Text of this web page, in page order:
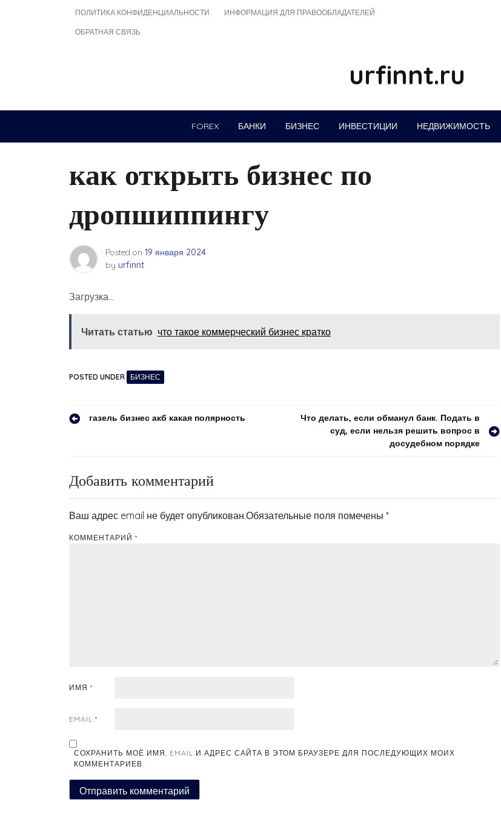
ПОЛИТИКА КОНФИДЕНЦИАЛЬНОСТИ ИНФОРМАЦИЯ ДЛЯ ПРАВООБЛАДАТЕЛЕЙ
ОБРАТНАЯ СВЯЗЬ
urfinnt.ru
FOREX БАНКИ БИЗНЕС ИНВЕСТИЦИИ НЕДВИЖИМОСТЬ
как открыть бизнес по
дропшиппингу
Posted on 19 января 2024
by urfinnt
Загрузка…
Читать статью что такое коммерческий бизнес кратко
POSTED UNDER БИЗНЕС
Навигация
записям
газель бизнес акб какая полярность
Что делать, если обманул банк. Подать в
суд, если нельзя решить вопрос в
досудебном порядке
Добавить комментарий
Ваш адрес email не будет опубликован.Обязательные поля помечены *
КОММЕНТАРИЙ *
ИМЯ *
EMAIL *
СОХРАНИТЬ МОЁ ИМЯ, EMAIL И АДРЕС САЙТА В ЭТОМ БРАУЗЕРЕ ДЛЯ ПОСЛЕДУЮЩИХ МОИХ
КОММЕНТАРИЕВ.